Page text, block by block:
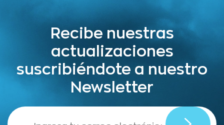
Recibe nuestras
actualizaciones
suscribiéndote a nuestro
Newsletter